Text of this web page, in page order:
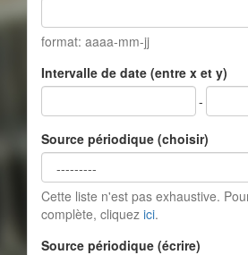
format: aaaa-mm-jj
Intervalle de date (entre x et y)
-
Source périodique (choisir)
Cette liste n'est pas exhaustive.
complète, cliquez ici.
Source périodique (écrire)